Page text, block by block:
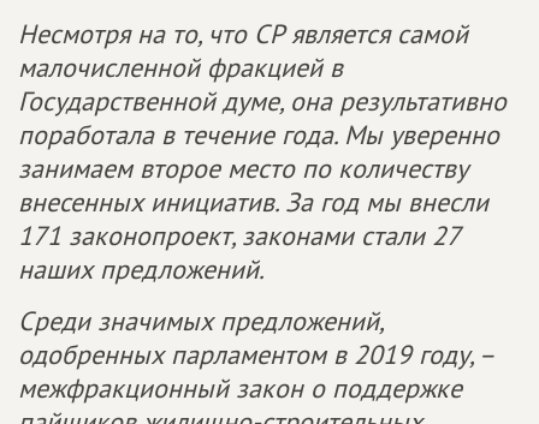
Несмотря на то, что СР является самой
малочисленной фракцией в
Государственной думе, она результативно
поработала в течение года. Мы уверенно
занимаем второе место по количеству
внесенных инициатив. За год мы внесли
171 законопроект, законами стали 27
наших предложений.
Среди значимых предложений,
одобренных парламентом в 2019 году, –
межфракционный закон о поддержке